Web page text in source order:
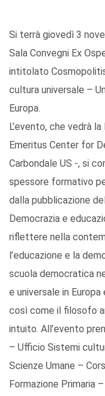
Si terrà giovedì 3
Sala Convegni Ex
intitolato
cultura universale –
Europa.
L’evento, che vedrà
Emeritus Center for
Carbondale US -, si
spessore formativo
dalla pubblicazione
Democrazia e
riflettere nella
l’educazione e la
scuola democratica
e universale in
così come il filosofo
intuito. All’evento
– Ufficio Sistemi
Scienze Umane –
Formazione Primaria